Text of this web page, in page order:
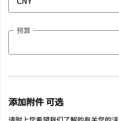
预算
添加附件 可选